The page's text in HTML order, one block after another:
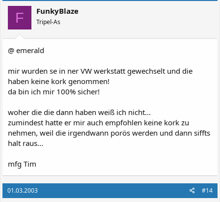
F FunkyBlaze
Tripel-As
@ emerald
mir wurden se in ner VW werkstatt gewechselt und die
haben keine kork genommen!
da bin ich mir 100% sicher!
woher die die dann haben weiß ich nicht...
zumindest hatte er mir auch empfohlen keine kork zu
nehmen, weil die irgendwann porös werden und dann siffts
halt raus...
mfg Tim
01.03.2003 #14